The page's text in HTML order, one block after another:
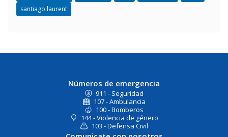
santiago laurent
Números de emergencia
911 - Seguridad
107 - Ambulancia
100 - Bomberos
144 - Violencia de género
103 - Defensa Civil